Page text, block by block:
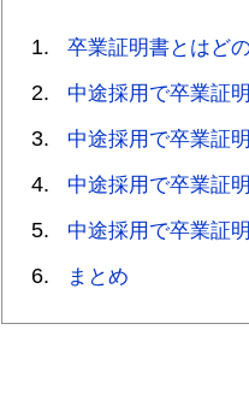
卒業証明書とはど
中途採用で卒業証
中途採用で卒業証
中途採用で卒業証
中途採用で卒業証
まとめ